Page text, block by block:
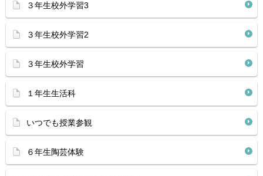
３年生校外学習3
３年生校外学習2
３年生校外学習
１年生生活科
いつでも授業参観
６年生陶芸体験